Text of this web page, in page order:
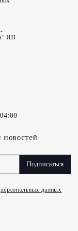
ИП
Подписаться
персональных данных